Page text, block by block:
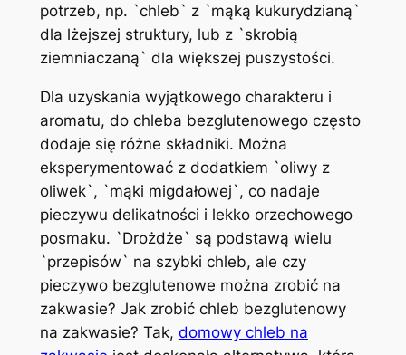
potrzeb, np. `chleb` z `mąką kukurydzianą`
dla lżejszej struktury, lub z `skrobią
ziemniaczaną` dla większej puszystości.
Dla uzyskania wyjątkowego charakteru i
aromatu, do chleba bezglutenowego często
dodaje się różne składniki. Można
eksperymentować z dodatkiem `oliwy z
oliwek`, `mąki migdałowej`, co nadaje
pieczywu delikatności i lekko orzechowego
posmaku. `Drożdże` są podstawą wielu
`przepisów` na szybki chleb, ale czy
pieczywo bezglutenowe można zrobić na
zakwasie? Jak zrobić chleb bezglutenowy
na zakwasie? Tak, domowy chleb na